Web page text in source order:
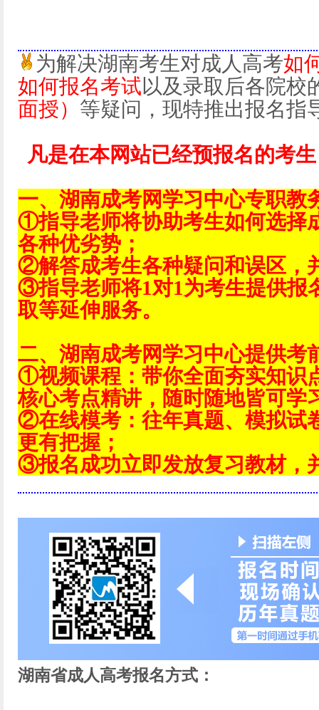
为解决湖南考生对成人高考如
如何报名考试以及录取后各院校
面授） 等疑问，现特推出报名指
凡是在本网站已经预报名的考
一、湖南成考网学习中心专职教
①指导老师将协助考生如何选择
各种优劣势；
②解答成考生各种疑问和误区，
③指导老师将1对1为考生提供报
取等延伸服务。
二、湖南成考网学习中心提供考
①视频课程：带你全面夯实知识
核心考点精讲，随时随地皆可学
②在线模考：往年真题、模拟试
更有把握；
③报名成功立即发放复习教材，
湖南省成人高考报名方式：